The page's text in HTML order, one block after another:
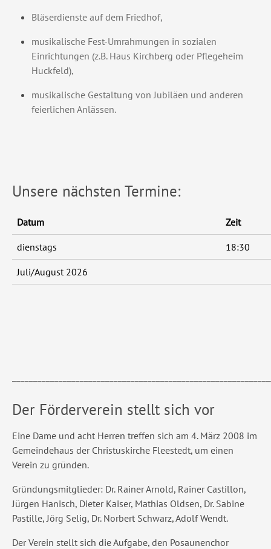
Bläserdienste auf dem Friedhof,
musikalische Fest-Umrahmungen in sozialen
Einrichtungen (z.B. Haus Kirchberg oder Pflegeheim
Huckfeld),
musikalische Gestaltung von Jubiläen und anderen
feierlichen Anlässen.
Unsere nächsten Termine:
Datum Zeit
dienstags 18:30
Juli/August 2026
Der Förderverein stellt sich vor
Eine Dame und acht Herren treffen sich am 4. März 2008 im
Gemeindehaus der Christuskirche Fleestedt, um einen
Verein zu gründen.
Gründungsmitglieder: Dr. Rainer Arnold, Rainer Castillon,
Jürgen Hanisch, Dieter Kaiser, Mathias Oldsen, Dr. Sabine
Pastille, Jörg Selig, Dr. Norbert Schwarz, Adolf Wendt.
Der Verein stellt sich die Aufgabe, den Posaunenchor